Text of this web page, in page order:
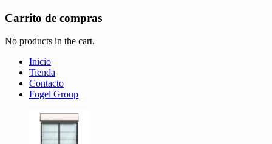
Carrito de compras
No products in the cart.
Inicio
Tienda
Contacto
Fogel Group